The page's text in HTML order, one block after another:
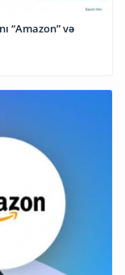
“Amazon” və